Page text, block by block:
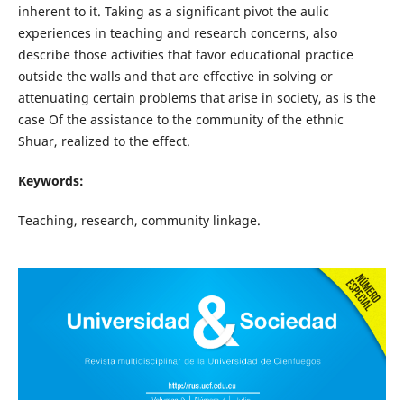
inherent to it. Taking as a significant pivot the aulic
experiences in teaching and research concerns, also
describe those activities that favor educational practice
outside the walls and that are effective in solving or
attenuating certain problems that arise in society, as is the
case Of the assistance to the community of the ethnic
Shuar, realized to the effect.
Keywords:
Teaching, research, community linkage.